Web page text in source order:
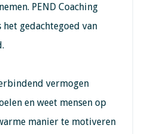
PEND Coaching
gedachtegoed van
vermogen
en weet mensen op
manier te motiveren